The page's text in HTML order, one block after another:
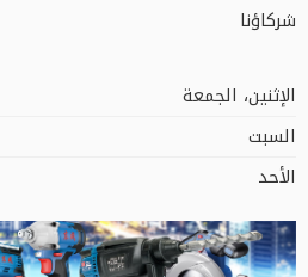
شركاؤنا
الإثنين، الجمعة
السبت
الأحد